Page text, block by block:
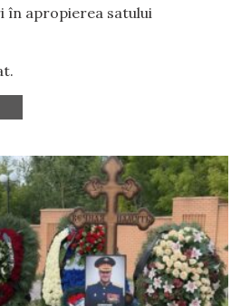
în apropierea satului